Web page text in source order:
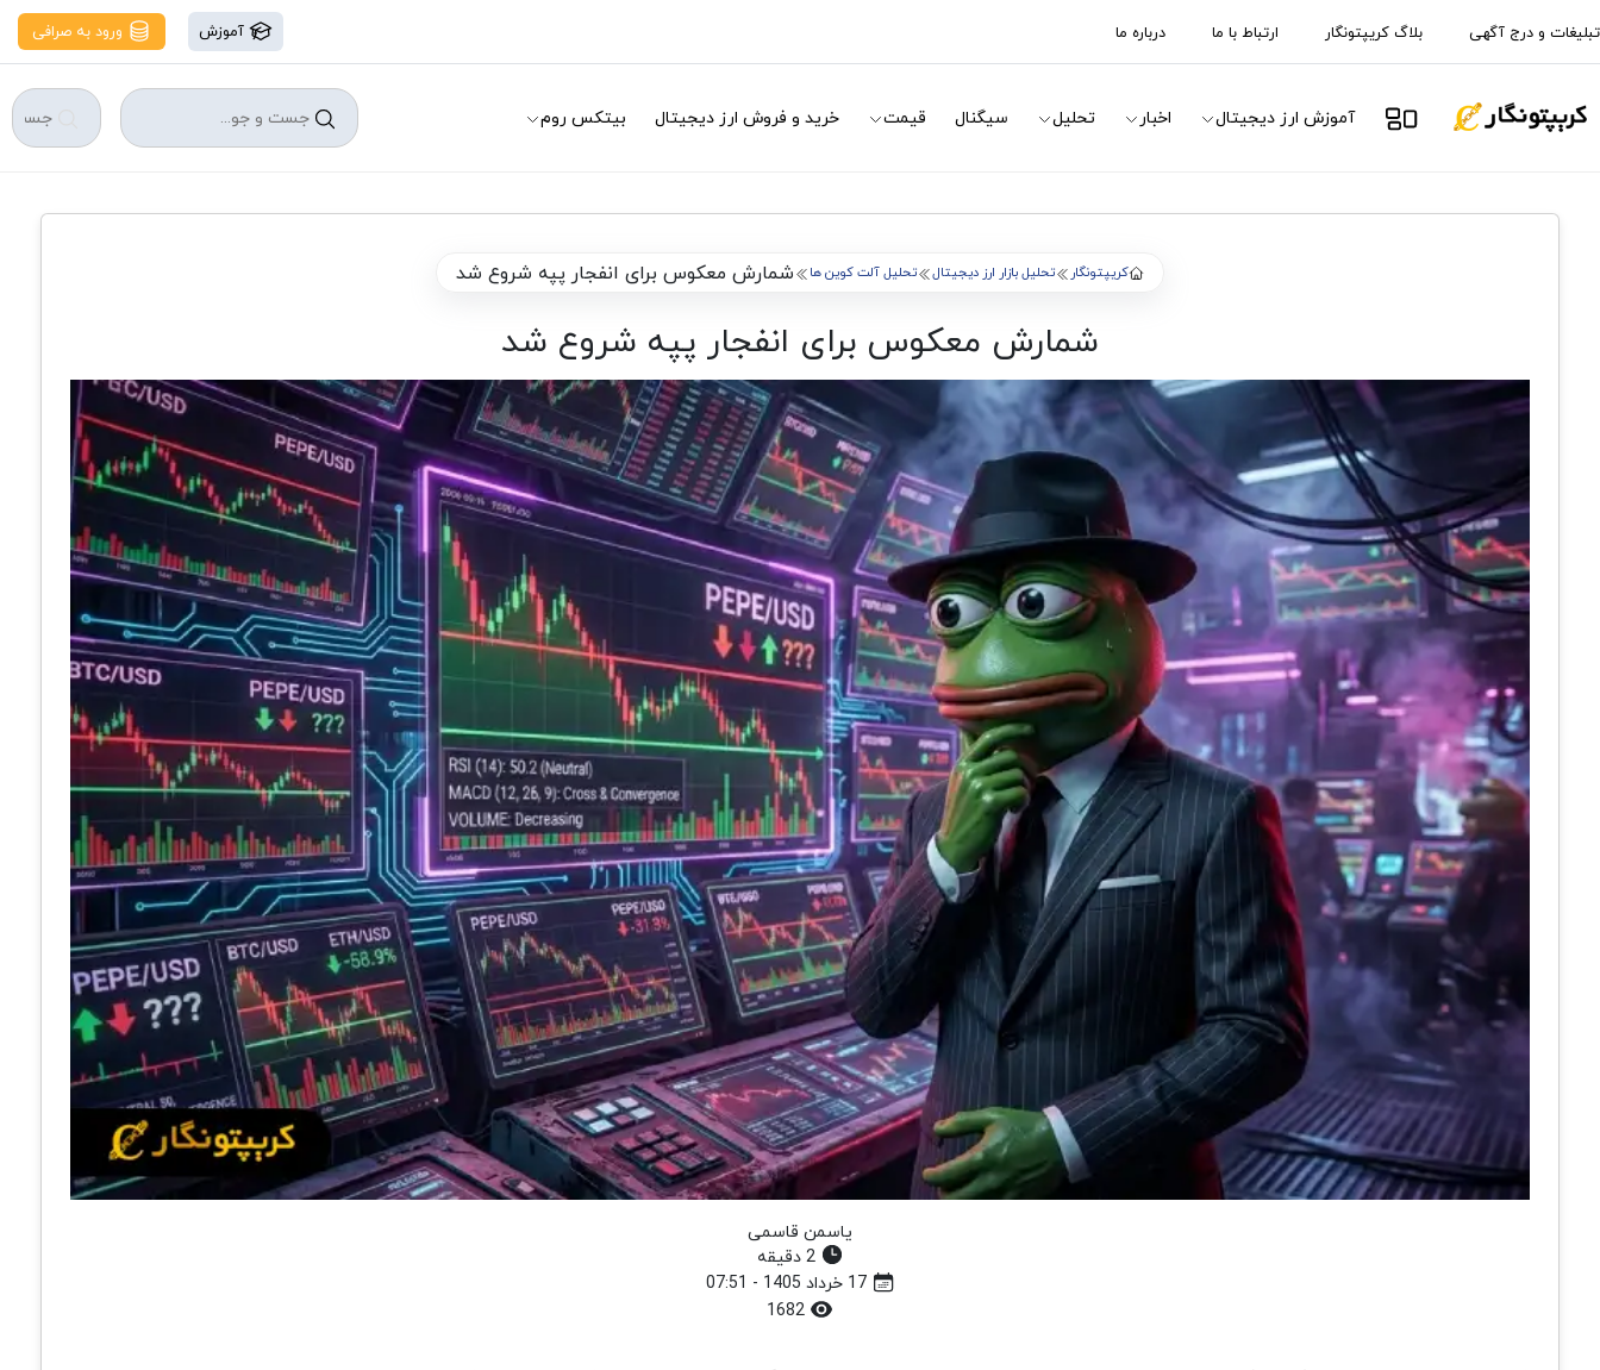
تبلیغات و درج آگهی بلاگ کریپتونگار ارتباط با ما درباره ما آموزش ورود به صرافی
آموزش ارز دیجیتال اخبار تحلیل سیگنال قیمت خرید و فروش ارز دیجیتال بیتکس روم
کریپتونگار تحلیل بازار ارز دیجیتال تحلیل آلت کوین ها شمارش معکوس برای انفجار پپه شروع شد
شمارش معکوس برای انفجار پپه شروع شد
یاسمن قاسمی
2 دقیقه
17 خرداد 1405 - 07:51